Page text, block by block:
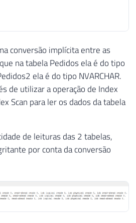
conversão implícita entre as
na tabela Pedidos ela é do tipo
ela é do tipo NVARCHAR.
de utilizar a operação de Index
Scan para ler os dados da tabela
de leituras das 2 tabelas,
por conta da conversão